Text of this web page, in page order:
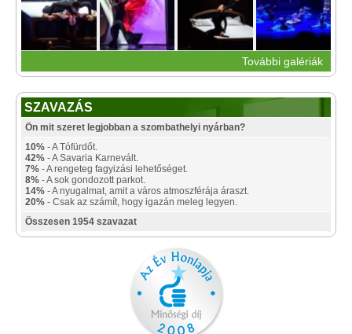
További galériák
SZAVAZÁS
Ön mit szeret legjobban a szombathelyi nyárban?
10% - A Tófürdőt.
42% - A Savaria Karnevált.
7% - A rengeteg fagyizási lehetőséget.
8% - A sok gondozott parkot.
14% - A nyugalmat, amit a város atmoszférája áraszt.
20% - Csak az számít, hogy igazán meleg legyen.
Összesen 1954 szavazat